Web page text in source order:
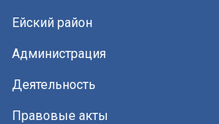
Ейский район
Администрация
Деятельность
Правовые акты